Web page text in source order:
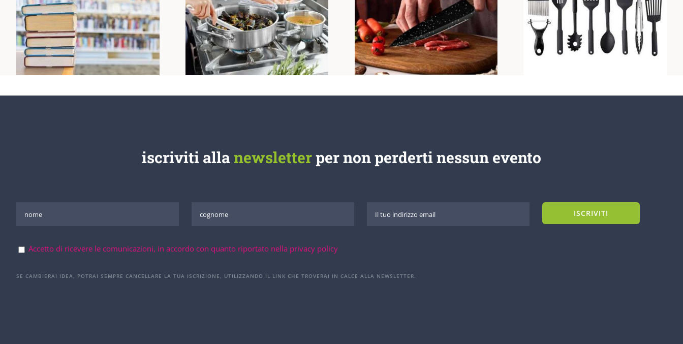
iscriviti allanewsletterper non perderti nessun evento
Accetto di ricevere le comunicazioni, in accordo con quanto riportato nella privacy policy
SE CAMBIERAI IDEA, POTRAI SEMPRE CANCELLARE LA TUA ISCRIZIONE, UTILIZZANDO IL LINK CHE TROVERAI IN CALCE ALLA NEWSLETTER.